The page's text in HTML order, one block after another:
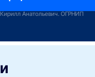
Анатольевич. ОГРНИП